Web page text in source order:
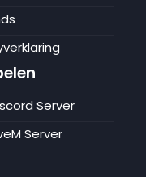
Server
Server